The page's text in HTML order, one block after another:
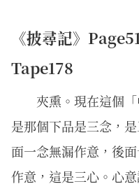
《披尋記》
Tape178
夾熏。現在這個
是那個下品是三念，
面一念無漏作意，後
作意，這是三心。心